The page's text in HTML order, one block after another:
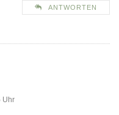
ANTWORTEN
Uhr